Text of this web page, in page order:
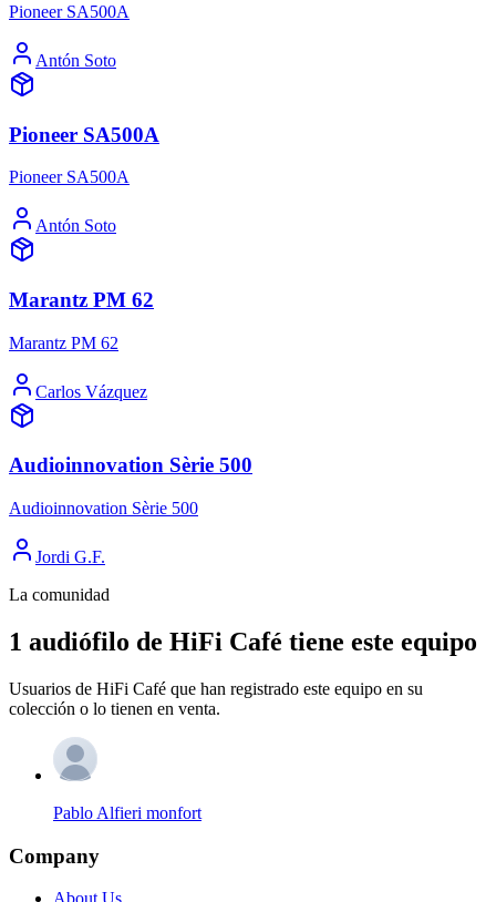
Pioneer SA500A
Antón Soto
Pioneer SA500A
Pioneer SA500A
Antón Soto
Marantz PM 62
Marantz PM 62
Carlos Vázquez
Audioinnovation Sèrie 500
Audioinnovation Sèrie 500
Jordi G.F.
La comunidad
1 audiófilo de HiFi Café tiene este equipo
Usuarios de HiFi Café que han registrado este equipo en su
colección o lo tienen en venta.
Pablo Alfieri monfort
Company